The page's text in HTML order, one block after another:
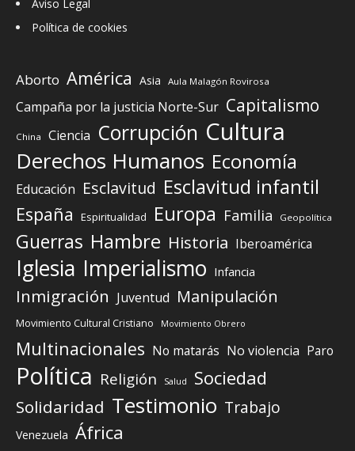
Aviso Legal
Política de cookies
Aborto América Asia Aula Malagón Rovirosa
Campaña por la justicia Norte-Sur Capitalismo
China Ciencia Corrupción Cultura
Derechos Humanos Economía
Educación Esclavitud Esclavitud infantil
España Espiritualidad Europa Familia Geopolítica
Guerras Hambre Historia Iberoamérica
Iglesia Imperialismo Infancia
Inmigración Juventud Manipulación
Movimiento Cultural Cristiano Movimiento Obrero
Multinacionales No matarás No violencia Paro
Política Religión Salud Sociedad
Solidaridad Testimonio Trabajo
Venezuela África